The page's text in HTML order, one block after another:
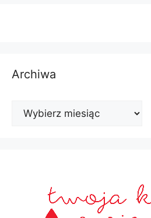
Archiwa
Archiwa